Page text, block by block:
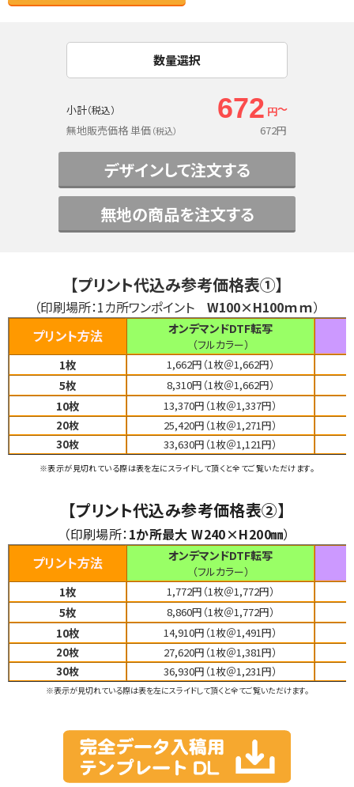
数量選択
小計（税込） 672 円～
無地販売価格 単価（税込） 672円
デザインして注文する
無地の商品を注文する
【プリント代込み参考価格表①】
（印刷場所：1カ所ワンポイント W100×H100ｍｍ）
プリント方法
オンデマンドDTF転写
（フルカラー）
1枚 1,662円（1枚＠1,662円）
5枚 8,310円（1枚＠1,662円）
10枚
13,370円（1枚＠1,337円）
20枚
25,420円（1枚＠1,271円）
30枚
33,630円（1枚＠1,121円）
※表示が見切れている際は表を左にスライドして頂くと全てご覧いただけます。
【プリント代込み参考価格表②】
（印刷場所：1か所最大 W240×H200㎜）
プリント方法
オンデマンドDTF転写
（フルカラー）
1枚 1,772円（1枚＠1,772円）
5枚 8,860円（1枚＠1,772円）
10枚
14,910円（1枚＠1,491円）
20枚
27,620円（1枚＠1,381円）
30枚
36,930円（1枚＠1,231円）
※表示が見切れている際は表を左にスライドして頂くと全てご覧いただけます。